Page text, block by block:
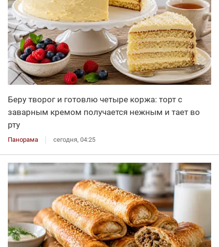
Беру творог и готовлю четыре коржа: торт с
заварным кремом получается нежным и тает во
рту
Панорама сегодня, 04:25